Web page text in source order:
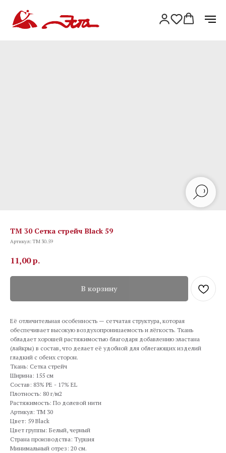
TM 30 Сетка стрейч Black 59
Артикул:TM 30.59
11,00р.
В корзину
Её отличительная особенность — сетчатая структура, которая
обеспечивает высокую воздухопроницаемость и лёгкость. Ткань
обладает хорошей растяжимостью благодаря добавлению эластана
(лайкры) в состав, что делает её удобной для облегающих изделий
гладкий с обеих сторон.
Ткань: Сетка стрейч
Ширина: 155 см
Состав: 83% PE - 17% EL
Плотность: 80 г/м2
Растяжимость: По долевой нити
Артикул: TM 30
Цвет: 59 Black
Цвет группы: Белый, черный
Страна производства: Турция
Минимальный отрез: 20 см.